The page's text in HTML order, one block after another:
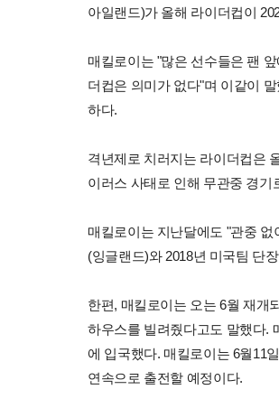
아일랜드)가 올해 라이더컵이
매킬로이는 "많은 선수들은 팬
더컵은 의미가 없다"며 이같이
하다.
격년제로 치러지는 라이더컵은
이러스 사태로 인해 무관중 경
매킬로이는 지난달에도 "관중
(잉글랜드)와 2018년 미국팀 단
한편, 매킬로이는 오는 6월 재개
하우스를 빌려줬다고도 말했다.
에 입국했다. 매킬로이는 6월11
연속으로 출전할 예정이다.